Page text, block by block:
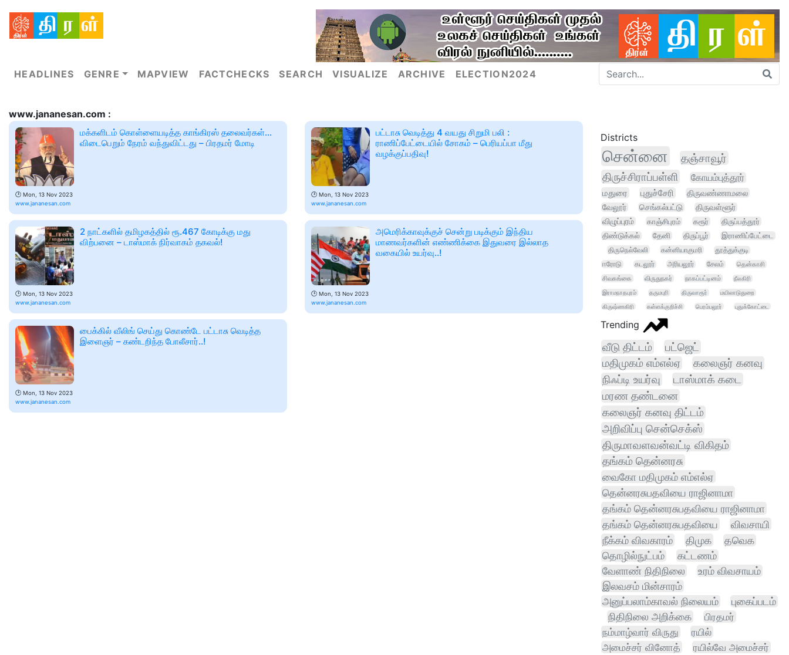
HEADLINES GENRE MAPVIEW FACTCHECKS SEARCH VISUALIZE ARCHIVE ELECTION2024
www.jananesan.com :
🕑 Mon, 13 Nov 2023
www.jananesan.com
மக்களிடம் கொள்ளையடித்த காங்கிரஸ் தலைவர்கள்…
விடைபெறும் நேரம் வந்துவிட்டது – பிரதமர் மோடி
🕑 Mon, 13 Nov 2023
www.jananesan.com
பட்டாசு வெடித்து 4 வயது சிறுமி பலி :
ராணிப்பேட்டையில் சோகம் – பெரியப்பா மீது
வழக்குப்பதிவு!
🕑 Mon, 13 Nov 2023
www.jananesan.com
2 நாட்களில் தமிழகத்தில் ரூ.467 கோடிக்கு மது
விற்பனை – டாஸ்மாக் நிர்வாகம் தகவல்!
🕑 Mon, 13 Nov 2023
www.jananesan.com
அமெரிக்காவுக்குச் சென்று படிக்கும் இந்திய
மாணவர்களின் எண்ணிக்கை இதுவரை இல்லாத
வகையில் உயர்வு..!
🕑 Mon, 13 Nov 2023
www.jananesan.com
பைக்கில் வீலிங் செய்து கொண்டே பட்டாசு வெடித்த
இளைஞர் – கண்டறிந்த போலீசார்..!
Districts
சென்னை
தஞ்சாவூர்
திருச்சிராப்பள்ளி
கோயம்புத்தூர்
மதுரை
புதுச்சேரி திருவண்ணாமலை
வேலூர் செங்கல்பட்டு
திருவள்ளூர்
விழுப்புரம்
காஞ்சிபுரம் கரூர் திருப்பத்தூர்
திண்டுக்கல் தேனி திருப்பூர்
இராணிப்பேட்டை
திருநெல்வேலி
கன்னியாகுமரி
தூத்துக்குடி
ஈரோடு
கடலூர் அரியலூர் சேலம்
தென்காசி
சிவகங்கை
விருதுநகர் நாகப்பட்டினம்
நீலகிரி
இராமநாதபுரம்
தருமபுரி திருவாரூர் மயிலாடுதுறை
கிருஷ்ணகிரி கள்ளக்குறிச்சி பெரம்பலூர் புதுக்கோட்டை
Trending
வீடு திட்டம் பட்ஜெட்
மதிமுகம் எம்எல்ஏ
கலைஞர் கனவு
நிஃப்டி உயர்வு
டாஸ்மாக் கடை
மரண தண்டனை
கலைஞர் கனவு திட்டம்
அறிவிப்பு சென்செக்ஸ்
திருமாவளவன்வட்டி விகிதம்
தங்கம் தென்னரசு
வைகோ மதிமுகம் எம்எல்ஏ
தென்னரசுபதவியை ராஜினாமா
தங்கம் தென்னரசுபதவியை ராஜினாமா
தங்கம் தென்னரசுபதவியை
விவசாயி
நீக்கம் விவகாரம்
திமுக
தவெக
தொழில்நுட்பம்
கட்டணம்
வேளாண் நிதிநிலை
உரம் விவசாயம்
இலவசம் மின்சாரம்
அனுப்பலாம்காவல் நிலையம்
புகைப்படம்
நிதிநிலை அறிக்கை
பிரதமர்
நம்மாழ்வார் விருது
ரயில்
அமைச்சர் வினோத்
ரயில்வே அமைச்சர்